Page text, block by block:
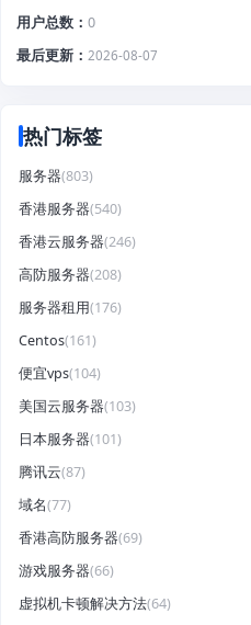
用户总数
0
最后更新
2026-08-07
热门标签
服务器(803)
香港服务器(540)
香港云服务器(246)
高防服务器(208)
服务器租用(176)
Centos(161)
便宜vps(104)
美国云服务器(103)
日本服务器(101)
腾讯云(87)
域名(77)
香港高防服务器(69)
游戏服务器(66)
虚拟机卡顿解决方法(64)